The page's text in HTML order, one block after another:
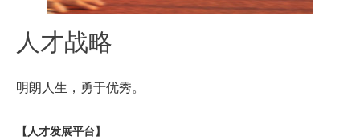
人才战略
明朗人生，勇于优秀。
【人才发展平台】